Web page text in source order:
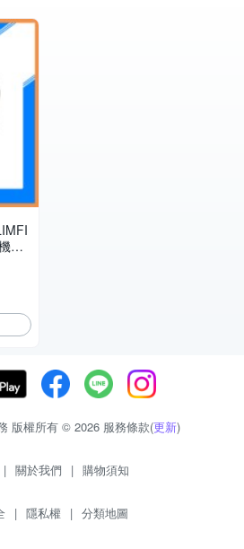
包
版權所有 © 2026 服務條款(更新)
| 關於我們 | 購物須知
| 隱私權 | 分類地圖